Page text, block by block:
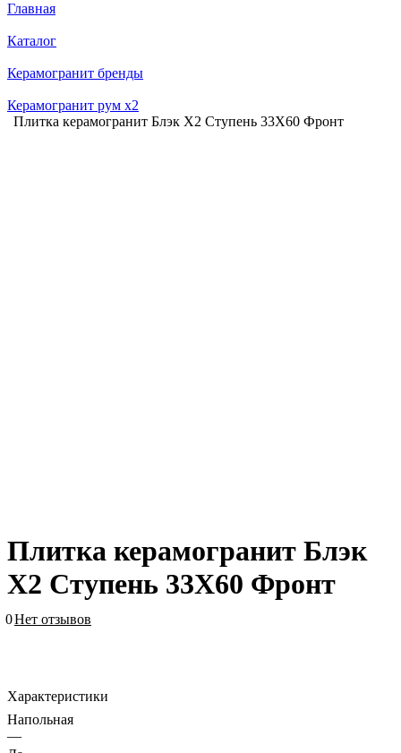
Главная
Каталог
Керамогранит бренды
Керамогранит рум x2
Плитка керамогранит Блэк Х2 Ступень 33X60 Фронт
Плитка керамогранит Блэк
Х2 Ступень 33X60 Фронт
0Нет отзывов
Характеристики
Напольная
—